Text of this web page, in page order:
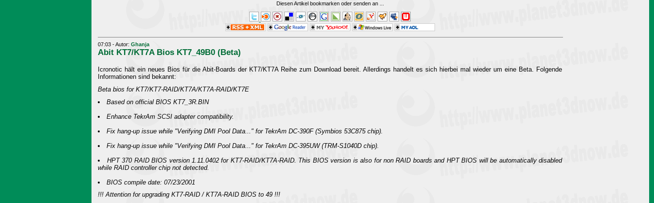
Diesen Artikel bookmarken oder senden an ...
07:03 - Autor: Ghanja
Abit KT7/KT7A Bios KT7_49B0 (Beta)
Icronotic hält ein neues Bios für die Abit-Boards der KT7/KT7A Reihe zum Download bereit. Allerdings handelt es sich hierbei mal wieder um eine Beta. Folgende
Informationen sind bekannt:
Beta bios for KT7/KT7-RAID/KT7A/KT7A-RAID/KT7E
Based on official BIOS KT7_3R.BIN
Enhance TekrAm SCSI adapter compatibility.
Fix hang-up issue while "Verifying DMI Pool Data..." for TekrAm DC-390F (Symbios 53C875 chip).
Fix hang-up issue while "Verifying DMI Pool Data..." for TekrAm DC-395UW (TRM-S1040D chip).
HPT 370 RAID BIOS version 1.11.0402 for KT7-RAID/KT7A-RAID. This BIOS version is also for non RAID boards and HPT BIOS will be automatically disabled
while RAID controller chip not detected.
BIOS compile date: 07/23/2001
!!! Attention for upgrading KT7-RAID / KT7A-RAID BIOS to 49 !!!